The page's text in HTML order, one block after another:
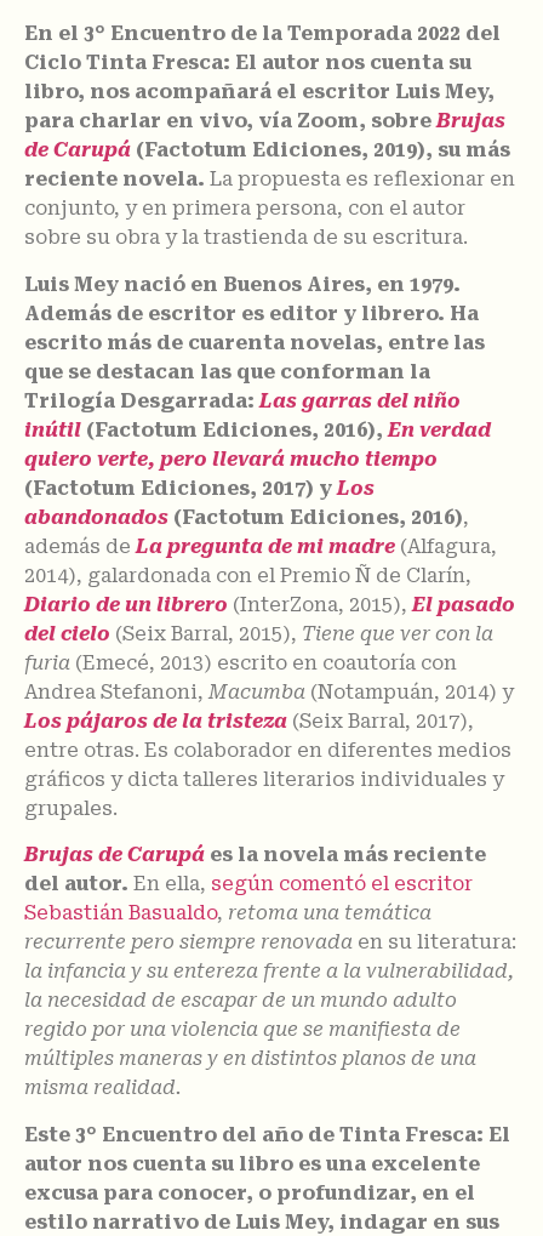
En el 3° Encuentro de la Temporada 2022 del
Ciclo Tinta Fresca: El autor nos cuenta su
libro, nos acompañará el escritor Luis Mey,
para charlar en vivo, vía Zoom, sobreBrujas
de Carupá (Factotum Ediciones, 2019), su más
reciente novela. La propuesta es reflexionar en
conjunto, y en primera persona, con el autor
sobre su obra y la trastienda de su escritura.
Luis Mey nació en Buenos Aires, en 1979.
Además de escritor es editor y librero. Ha
escrito más de cuarenta novelas, entre las
que se destacan las que conforman la
Trilogía Desgarrada: Las garras del niño
inútil (Factotum Ediciones, 2016), En verdad
quiero verte, pero llevará mucho tiempo
(Factotum Ediciones, 2017) y Los
abandonados (Factotum Ediciones, 2016),
además de La pregunta de mi madre (Alfagura,
2014), galardonada con el Premio Ñ de Clarín,
Diario de un librero (InterZona, 2015), El pasado
del cielo (Seix Barral, 2015), Tiene que ver con la
furia (Emecé, 2013) escrito en coautoría con
Andrea Stefanoni, Macumba (Notampuán, 2014) y
Los pájaros de la tristeza (Seix Barral, 2017),
entre otras. Es colaborador en diferentes medios
gráficos y dicta talleres literarios individuales y
grupales.
Brujas de Carupá es la novela más reciente
del autor. En ella, según comentó el escritor
Sebastián Basualdo, retoma una temática
recurrente pero siempre renovada en su literatura:
la infancia y su entereza frente a la vulnerabilidad,
la necesidad de escapar de un mundo adulto
regido por una violencia que se manifiesta de
múltiples maneras y en distintos planos de una
misma realidad.
Este 3° Encuentro del año de Tinta Fresca: El
autor nos cuenta su libro es una excelente
excusa para conocer, o profundizar, en el
estilo narrativo de Luis Mey, indagar en sus